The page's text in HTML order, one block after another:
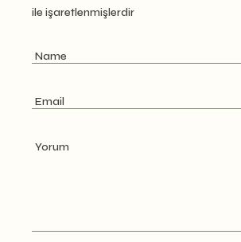
ile işaretlenmişlerdir